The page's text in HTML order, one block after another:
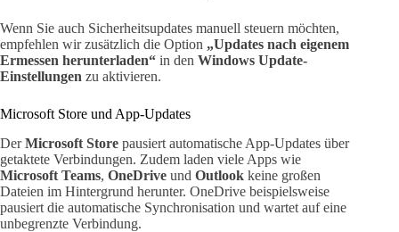
Wenn Sie auch Sicherheitsupdates manuell steuern möchten,
empfehlen wir zusätzlich die Option „Updates nach eigenem
Ermessen herunterladen“ in den Windows Update-
Einstellungen zu aktivieren.
Microsoft Store und App-Updates
DerMicrosoft Store pausiert automatische App-Updates über
getaktete Verbindungen. Zudem laden viele Apps wie
Microsoft Teams, OneDrive und Outlook keine großen
Dateien im Hintergrund herunter. OneDrive beispielsweise
pausiert die automatische Synchronisation und wartet auf eine
unbegrenzte Verbindung.